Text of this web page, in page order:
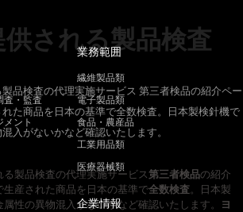
供される製品検査
品検査の代理実施サービス 第三者検品の紹介ペー
た商品を日本の基準で全数検査。日本製検針機で
入がないかなど確認いたします。
製品検査の代理実施サービス 第三者検品の紹介
生産された商品を日本の基準で全数検査 。日本製
性の異物混入がないかなど確認いたします。
ヨ
・監査
ント
業務範囲
繊維製品類
電子製品類
食品・農産品
工業用品類
医療器械類
企業情報